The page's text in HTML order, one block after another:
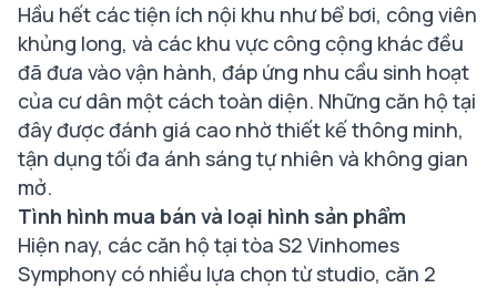
Hầu hết các tiện ích nội khu như bể bơi, công viên
khủng long, và các khu vực công cộng khác đều
đã đưa vào vận hành, đáp ứng nhu cầu sinh hoạt
của cư dân một cách toàn diện. Những căn hộ tại
đây được đánh giá cao nhờ thiết kế thông minh,
tận dụng tối đa ánh sáng tự nhiên và không gian
mở.
Tình hình mua bán và loại hình sản phẩm
Hiện nay, các căn hộ tại tòa S2 Vinhomes
Symphony có nhiều lựa chọn từ studio, căn 2